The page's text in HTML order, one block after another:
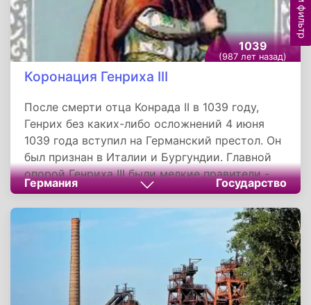
1039
(987 лет назад)
Коронация Генриха III
После смерти отца Конрада II в 1039 году,
Генрих без каких-либо осложнений 4 июня
1039 года вступил на Германский престол. Он
был признан в Италии и Бургундии. Главной
опорой Генриха III были мелкие правители -
министериалы и войны рыцари. Он
способствовало усилению папской власти.
Его бессменным, преданным советником и
канцлером долгое время был Анно II.
Германия Государство